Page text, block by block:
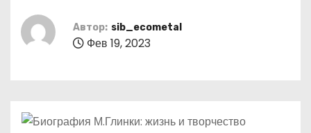
Автор: sib_ecometal
Фев 19, 2023